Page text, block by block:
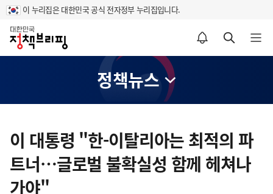
이 누리집은 대한민국 공식 전자정부 누리집입니다.
홈
알림설정 바로가기 검색 바로가기 메뉴 열기
정책뉴스
텐
츠
영
역
이 대통령 "한-이탈리아는 최적의 파
트너…글로벌 불확실성 함께 헤쳐나
가야"